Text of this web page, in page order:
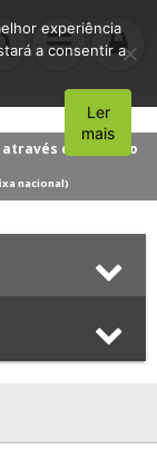
do número
nacional)
experiência
a consentir a
Aceito
Ler
mais